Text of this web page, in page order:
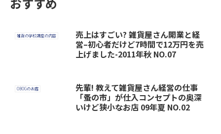
雑貨の学校講座の内容
売上はすごい? 雑貨屋さん開業と経
営–初心者だけど7時間で12万円を売
上げました-2011年秋 NO.07
OBOGのお店
先輩! 教えて雑貨屋さん経営の仕事
「蚤の市」が仕入コンセプトの奥深
いけど狭小なお店 09年夏 NO.02